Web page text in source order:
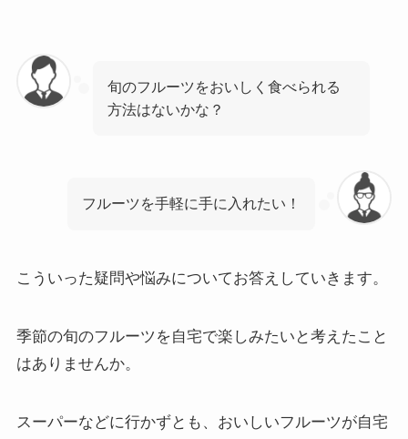
旬のフルーツをおいしく食べられる
方法はないかな？
フルーツを手軽に手に入れたい！
こういった疑問や悩みについてお答えしていきます。
季節の旬のフルーツを自宅で楽しみたいと考えたこと
はありませんか。
スーパーなどに行かずとも、おいしいフルーツが自宅